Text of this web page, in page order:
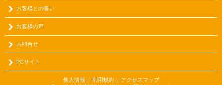
お客様との誓い
お客様の声
お問合せ
PCサイト
個人情報 利用規約｜ アクセスマップ